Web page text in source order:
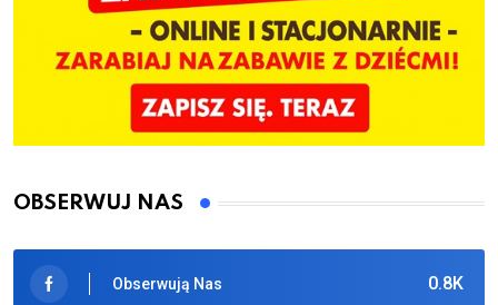
OBSERWUJ NAS
0.8K
Obserwują Nas